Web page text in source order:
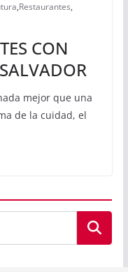
,Restaurantes,
CON
mejor que una
de la cuidad, el